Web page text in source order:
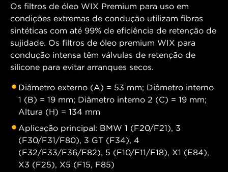
Os filtros de óleo WIX Premium para uso em
condições extremas de condução utilizam fibras
sintéticas com até 99% de eficiência de retenção de
sujidade. Os filtros de óleo premium WIX para
condução intensa têm válvulas de retenção de
silicone para evitar arranques secos.
Diâmetro externo (A) = 53 mm; Diâmetro interno
1 (B) = 19 mm; Diâmetro interno 2 (C) = 19 mm;
Altura (H) = 134 mm
Aplicação principal: BMW 1 (F20/F21), 3
(F30/F31/F80), 3 GT (F34), 4
(F32/F33/F36/F82), 5 (F10/F11/F18), X1 (E84),
X3 (F25), X5 (F15, F85)